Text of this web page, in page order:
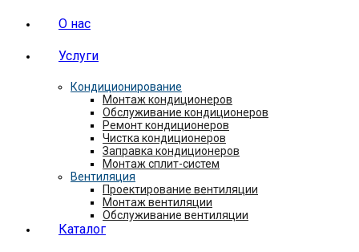
О нас
Услуги
Кондиционирование
Монтаж кондиционеров
Обслуживание кондиционеров
Ремонт кондиционеров
Чистка кондиционеров
Заправка кондиционеров
Монтаж сплит-систем
Вентиляция
Проектирование вентиляции
Монтаж вентиляции
Обслуживание вентиляции
Каталог